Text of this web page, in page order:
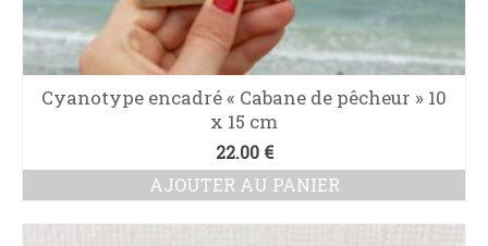
Cyanotype encadré « Cabane de pêcheur » 10
x 15 cm
22.00 €
AJOUTER AU PANIER